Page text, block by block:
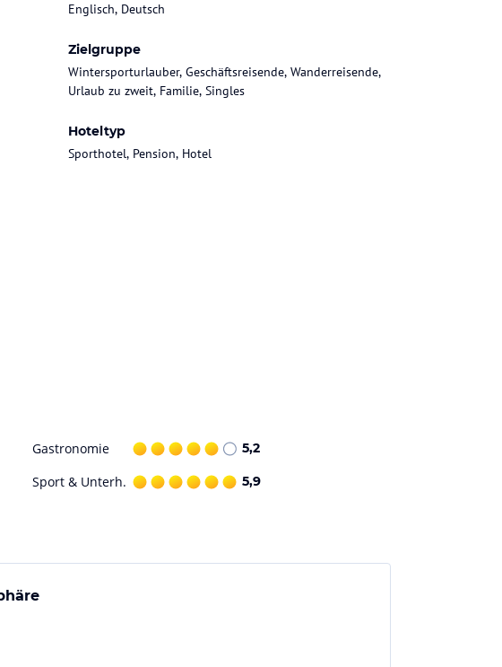
Englisch, Deutsch
Zielgruppe
Wintersporturlauber, Geschäftsreisende, Wanderreisende,
Urlaub zu zweit, Familie, Singles
Hoteltyp
Sporthotel, Pension, Hotel
Gastronomie 5,2
Sport & Unterh. 5,9